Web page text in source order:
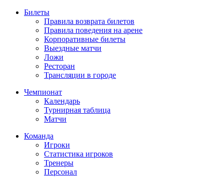
Билеты
Правила возврата билетов
Правила поведения на арене
Корпоративные билеты
Выездные матчи
Ложи
Ресторан
Трансляции в городе
Чемпионат
Календарь
Турнирная таблица
Матчи
Команда
Игроки
Статистика игроков
Тренеры
Персонал